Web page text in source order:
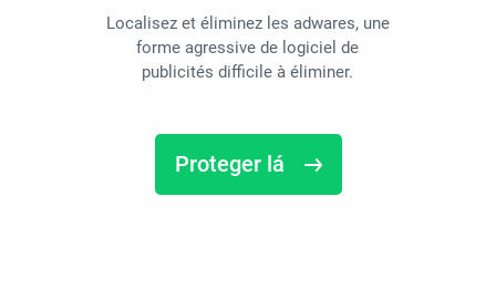
Localisez et éliminez les adwares, une
forme agressive de logiciel de
publicités difficile à éliminer.
Proteger lá